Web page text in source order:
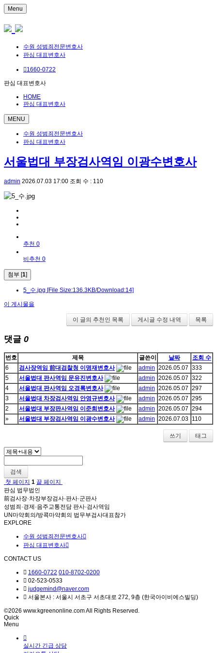
Menu
수원 성범죄전문변호사
판심 대표변호사
1660-0722
판심 대표변호사
HOME
판심 대표변호사
MENU
수원 성범죄전문변호사
판심 대표변호사
서울법대 부장검사역임 이광수변호사
admin 2026.07.03 17:00 조회 수 : 110
추천 0
비추천 0
첨부 [1]
5_수.jpg [File Size:136.3KB/Download:14]
이 게시물을
이 글의 추천인 목록 게시글 수정 내역 목록
댓글 0
번호 제목 글쓴이 날짜
조회 수
6
검사장역임 前대검찰청 이명재변호사 admin 2026.05.07 333
5
서울법대 판사역임 문유진변호사 admin 2026.05.07 322
4
서울법대 판사역임 오경록변호사 admin 2026.05.07 297
3
서울법대 차장검사역임 안영규변호사 admin 2026.05.07 295
2
서울법대 부장판사역임 이준희변호사 admin 2026.05.07 294
»
서울법대 부장검사역임 이광수변호사 admin 2026.07.03 110
쓰기 태그
검색
첫 페이지 1 끝 페이지
판심 법무법인
前검사장·차장부장검사·판사·군판사
성범죄·경제·음주교통전담 판사·검사역임
UN마약회의/방콕마약회의 법무부검사대표참가
EXPLORE
수원 성범죄전문변호사
판심 대표변호사
CONTACT US
1660-0722 010-8702-0200
02-523-0533
judgemind@naver.com
서울본사 : 서울시 서초구 서초대로 272, 9층 (한국아이비에스빌딩)
©2026 www.kgreenonline.com All Rights Reserved.
Quick
Menu
실시간 긴급 상담